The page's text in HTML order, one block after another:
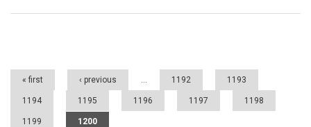
« first ‹ previous … 1192 1193
1194 1195 1196 1197 1198
1199 1200